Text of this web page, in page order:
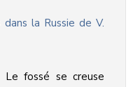
la Russie de V.
Le fossé se creuse